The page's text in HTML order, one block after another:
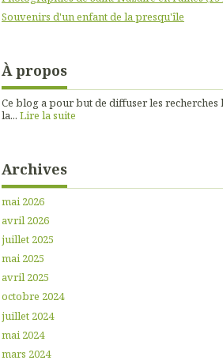
Souvenirs d'un enfant de la presqu'île
À propos
Ce blog a pour but de diffuser les
la... Lire la suite
Archives
mai 2026
avril 2026
juillet 2025
mai 2025
avril 2025
octobre 2024
juillet 2024
mai 2024
mars 2024